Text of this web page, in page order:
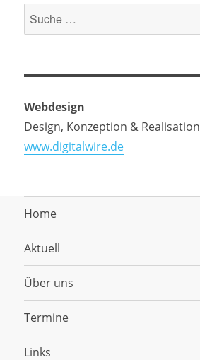
Suche
nach:
Webdesign
Design, Konzeption & Realisation
www.digitalwire.de
Home
Aktuell
Über uns
Termine
Links